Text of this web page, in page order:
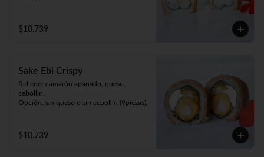
$10.739
Sake Ebi Crispy
Relleno: camarón apanado, queso,
cebollín.
Opción: sin queso o sin cebollín (9piezas).
$10.739